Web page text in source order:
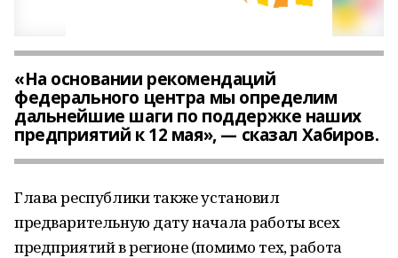
«На основании рекомендаций
федерального центра мы определим
дальнейшие шаги по поддержке наших
предприятий к 12 мая», — сказал Хабиров.
Глава республики также установил
предварительную дату начала работы всех
предприятий в регионе (помимо тех, работа